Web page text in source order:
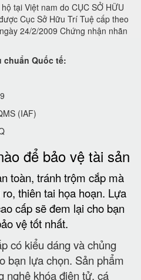
tại Việt nam do CỤC SỞ HỮU
Cục Sở Hữu Trí Tuệ cấp theo
24/2/2009 Chứng nhận nhãn
chuẩn Quốc tế:
(IAF)
để bảo vệ tài sản
toàn, tránh trộm cắp mà
thiên tai họa hoạn. Lựa
cấp sẽ đem lại cho bạn
vệ tốt nhất.
có kiểu dáng và chủng
bạn lựa chọn. Sản phẩm
nghệ khóa điện tử, cá